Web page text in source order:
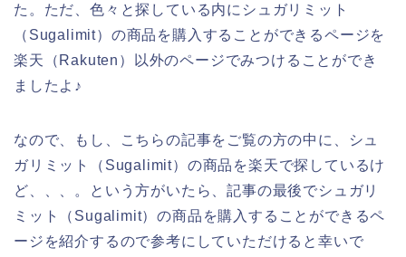
た。ただ、色々と探している内にシュガリミット
（Sugalimit）の商品を購入することができるページを
楽天（Rakuten）以外のページでみつけることができ
ましたよ♪
なので、もし、こちらの記事をご覧の方の中に、シュ
ガリミット（Sugalimit）の商品を楽天で探しているけ
ど、、、。という方がいたら、記事の最後でシュガリ
ミット（Sugalimit）の商品を購入することができるペ
ージを紹介するので参考にしていただけると幸いで